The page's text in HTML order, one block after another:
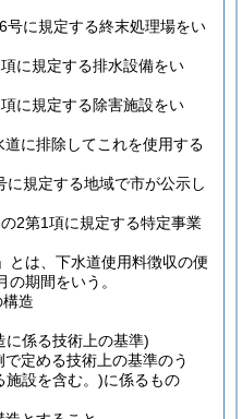
に規定する終末処理場をい
に規定する排水設備をい
に規定する除害施設をい
に排除してこれを使用する
規定する地域で市が公示し
2第1項に規定する特定事業
とは、下水道使用料徴収の便
期間をいう。
造
に係る技術上の基準)
定める技術上の基準のう
施設を含む。)に係るもの